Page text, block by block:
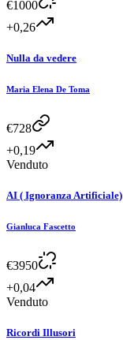
€1000
+0,26
Nulla da vedere
Maria Elena De Toma
€728
+0,19
Venduto
AI ( Ignoranza Artificiale)
Gianluca Fascetto
€3950
+0,04
Venduto
Ricordi Illusori